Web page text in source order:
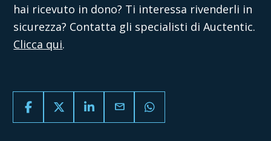
hai ricevuto in dono? Ti interessa rivenderli in
sicurezza? Contatta gli specialisti diAuctentic.
Clicca qui.
email